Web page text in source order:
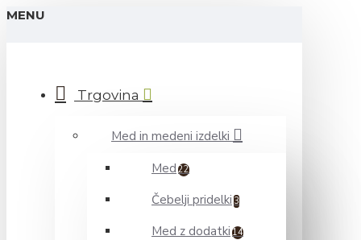
MENU
Trgovina
Med in medeni izdelki
Med 22
Čebelji pridelki 3
Med z dodatki 14